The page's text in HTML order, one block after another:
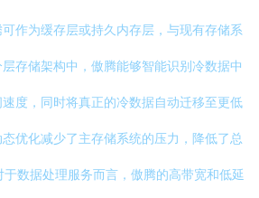
作为缓存层或持久内存层，与现有存储系
存储架构中，傲腾能够智能识别冷数据中
度，同时将真正的冷数据自动迁移至更低
优化减少了主存储系统的压力，降低了总
数据处理服务而言，傲腾的高带宽和低延